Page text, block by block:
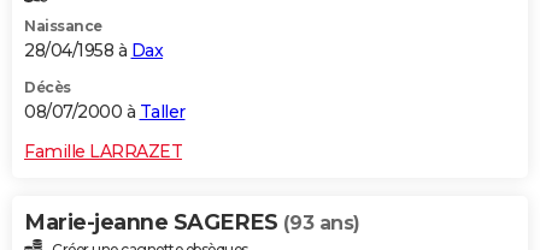
Naissance
28/04/1958 à Dax
Décès
08/07/2000 à Taller
Famille LARRAZET
Marie-jeanne SAGERES (93 ans)